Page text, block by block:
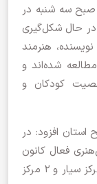
سه شنبه در
در حال شکل‌گیری
هنرمند
شده‌اند و
کودکان و
افزود: در
مرکز فرهنگی‌هنری فعال کانون
در استان داریم که شامل ۱۲ مرکز ثابت، ۱۳ مرکز سیار و ۲ مرکز